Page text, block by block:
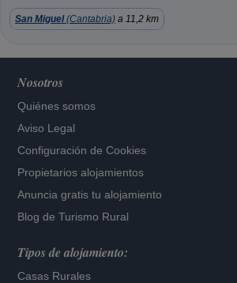
San Miguel(Cantabria) a 11,2 km
Nosotros
Quiénes somos
Aviso Legal
Configuración de Cookies
Propietarios alojamientos
Anuncia gratis tu alojamiento
Blog de Turismo Rural
Tipos de alojamiento:
Casas Rurales